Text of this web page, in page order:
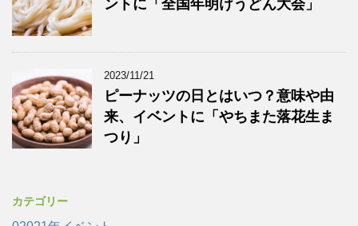
ントに「全国年明けうどん大会」
2023/11/21
ピーナッツの日とはいつ？意味や由
来、イベントに「やちまた落花生ま
つり」
カテゴリー